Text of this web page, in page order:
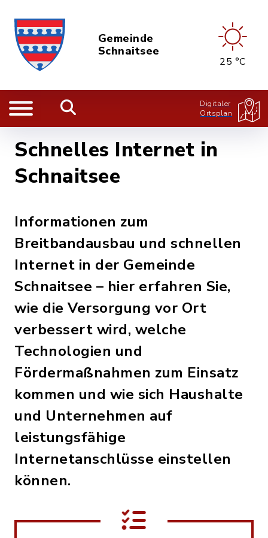
Gemeinde
Schnaitsee
25 °C
Digitaler
Ortsplan
Schnelles Internet in
Schnaitsee
Informationen zum
Breitbandausbau und schnellen
Internet in der Gemeinde
Schnaitsee – hier erfahren Sie,
wie die Versorgung vor Ort
verbessert wird, welche
Technologien und
Fördermaßnahmen zum Einsatz
kommen und wie sich Haushalte
und Unternehmen auf
leistungsfähige
Internetanschlüsse einstellen
können.